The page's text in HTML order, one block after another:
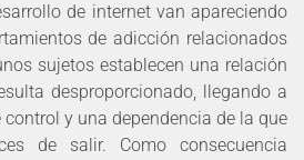
de internet van apareciendo
de adicción relacionados
sujetos establecen una relación
desproporcionado, llegando a
y una dependencia de la que
de salir. Como consecuencia